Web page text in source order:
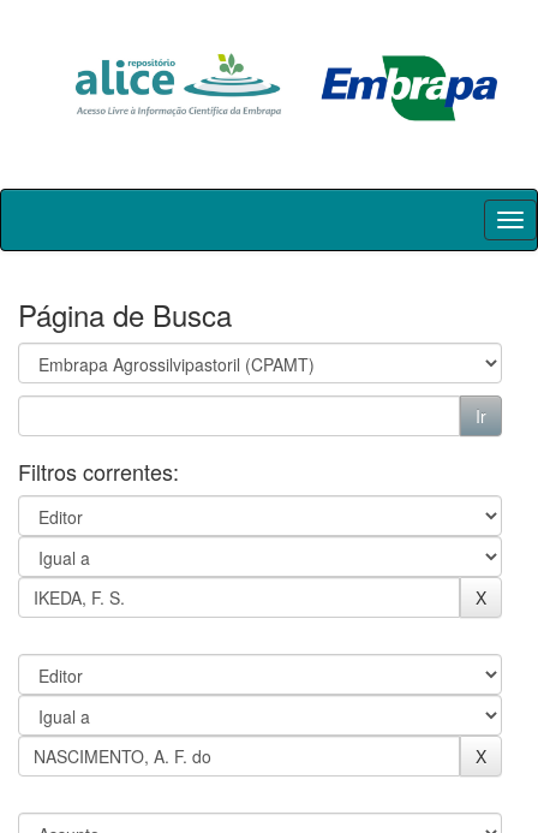
Skip
Página de Busca
Filtros correntes: